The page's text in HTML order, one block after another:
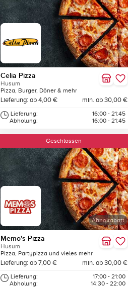
Celia Pizza
Husum
Pizza, Burger, Döner & mehr
Lieferung: ab 4,00 € min. ab 30,00 €
Lieferung:
Abholung:
16:00 - 21:45
16:00 - 21:45
Abholrabatt
Geschlossen
Memo's Pizza
Husum
Pizza, Partypizza und vieles mehr
Lieferung: ab 7,00 € min. ab 30,00 €
Lieferung:
Abholung:
17:00 - 21:00
14:30 - 22:00